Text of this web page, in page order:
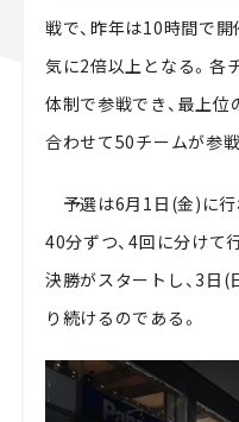
戦で、昨年は10時間で
気に2倍以上となる。各
体制で参戦でき、最上
合わせて50チームが参戦
予選は6月1日(金)に行
40分ずつ、4回に分けて
決勝がスタートし、3日(
り続けるのである。